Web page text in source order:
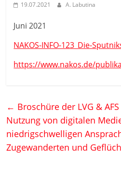
19.07.2021 A. Labutina
Juni 2021
NAKOS-INFO-123_Die-
https://www.nakos.de/
← Broschüre der LVG & AFS
Nutzung von digitalen
niedrigschwelligen
Zugewanderten und